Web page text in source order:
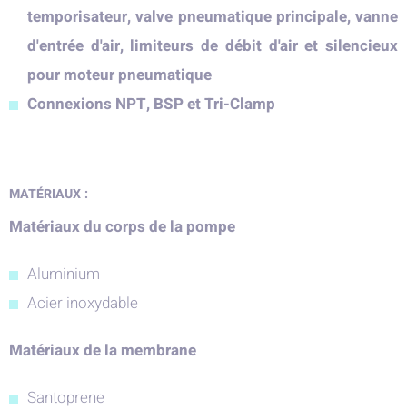
temporisateur, valve pneumatique principale, vanne
d'entrée d'air, limiteurs de débit d'air et silencieux
pour moteur pneumatique
Connexions NPT, BSP et Tri-Clamp
MATÉRIAUX :
Matériaux du corps de la pompe
Aluminium
Acier inoxydable
Matériaux de la membrane
Santoprene